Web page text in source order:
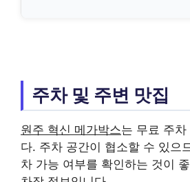
주차 및 주변 맛집
원주 혁신 메가박스는 무료 주차
다. 주차 공간이 협소할 수 있으
차 가능 여부를 확인하는 것이